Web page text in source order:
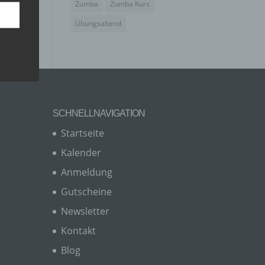
Zumba
Zumba Kurs
Übungsabend
SCHNELLNAVIGATION
Startseite
Kalender
Anmeldung
Gutscheine
Newsletter
Kontakt
Blog
zu